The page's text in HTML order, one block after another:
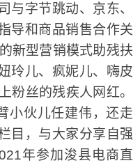
与字节跳动、京东、
导和商品销售合作关
新型营销模式助残扶
玲儿、疯妮儿、嗨皮
粉丝的残疾人网红。
小伙儿任建伟，还走
目，与大家分享自强
年参加浚县电商直